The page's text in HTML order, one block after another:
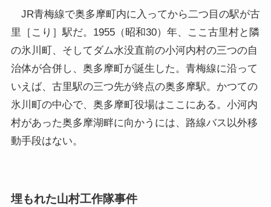
JR青梅線で奥多摩町内に入ってから二つ目の駅が古
里［こり］駅だ。1955（昭和30）年、ここ古里村と隣
の氷川町、そしてダム水没直前の小河内村の三つの自
治体が合併し、奥多摩町が誕生した。青梅線に沿って
いえば、古里駅の三つ先が終点の奥多摩駅。かつての
氷川町の中心で、奥多摩町役場はここにある。小河内
村があった奥多摩湖畔に向かうには、路線バス以外移
動手段はない。
埋もれた山村工作隊事件